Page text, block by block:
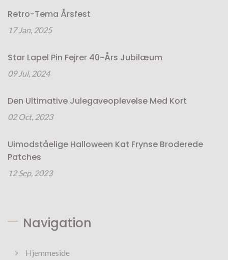
Retro-Tema Årsfest
17 Jan, 2025
Star Lapel Pin Fejrer 40-Års Jubilæum
09 Jul, 2024
Den Ultimative Julegaveoplevelse Med Kort
02 Oct, 2023
Uimodståelige Halloween Kat Frynse Broderede
Patches
12 Sep, 2023
Navigation
Hjemmeside